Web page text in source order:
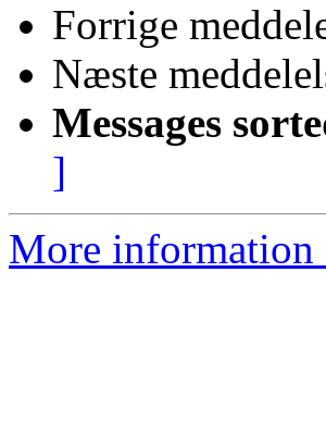
Forrige
Næste
Messages
]
More